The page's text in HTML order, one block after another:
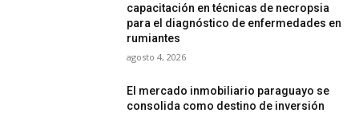
capacitación en técnicas de necropsia
para el diagnóstico de enfermedades en
rumiantes
agosto 4, 2026
El mercado inmobiliario paraguayo se
consolida como destino de inversión